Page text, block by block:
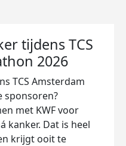
tijdens TCS
2026
TCS Amsterdam
sponsoren?
met KWF voor
kanker. Dat is heel
krijgt ooit te